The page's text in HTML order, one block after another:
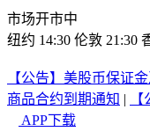
市场开市中
纽约 14:30 伦敦 21:30
【公告】美股币保证
商品合约到期通知 |
APP下载